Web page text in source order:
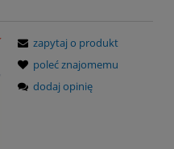
zapytaj o produkt
poleć znajomemu
dodaj opinię